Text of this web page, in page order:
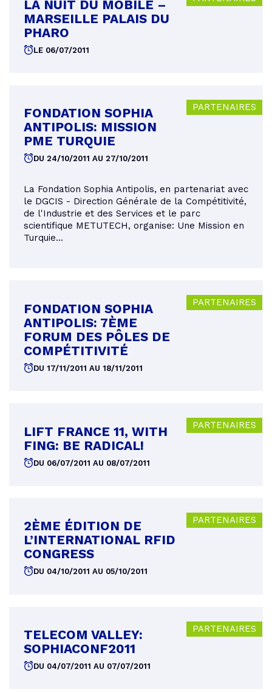
LA NUIT DU MOBILE –
MARSEILLE PALAIS DU
PHARO
LE 06/07/2011
PARTENAIRES
FONDATION SOPHIA
ANTIPOLIS: MISSION
PME TURQUIE
DU 24/10/2011 AU 27/10/2011
La Fondation Sophia Antipolis, en partenariat avec
le DGCIS - Direction Générale de la Compétitivité,
de l'Industrie et des Services et le parc
scientifique METUTECH, organise: Une Mission en
Turquie...
PARTENAIRES
FONDATION SOPHIA
ANTIPOLIS: 7ÈME
FORUM DES PÔLES DE
COMPÉTITIVITÉ
DU 17/11/2011 AU 18/11/2011
PARTENAIRES
LIFT FRANCE 11, WITH
FING: BE RADICAL!
DU 06/07/2011 AU 08/07/2011
PARTENAIRES
2ÈME ÉDITION DE
L’INTERNATIONAL RFID
CONGRESS
DU 04/10/2011 AU 05/10/2011
PARTENAIRES
TELECOM VALLEY:
SOPHIACONF2011
DU 04/07/2011 AU 07/07/2011